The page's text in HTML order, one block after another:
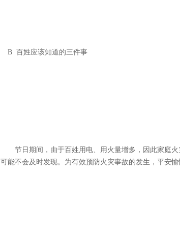
B 百姓应该知道的三件事
节日期间，由于百姓用电、用火量增多，因此家庭火
可能不会及时发现。为有效预防火灾事故的发生，平安